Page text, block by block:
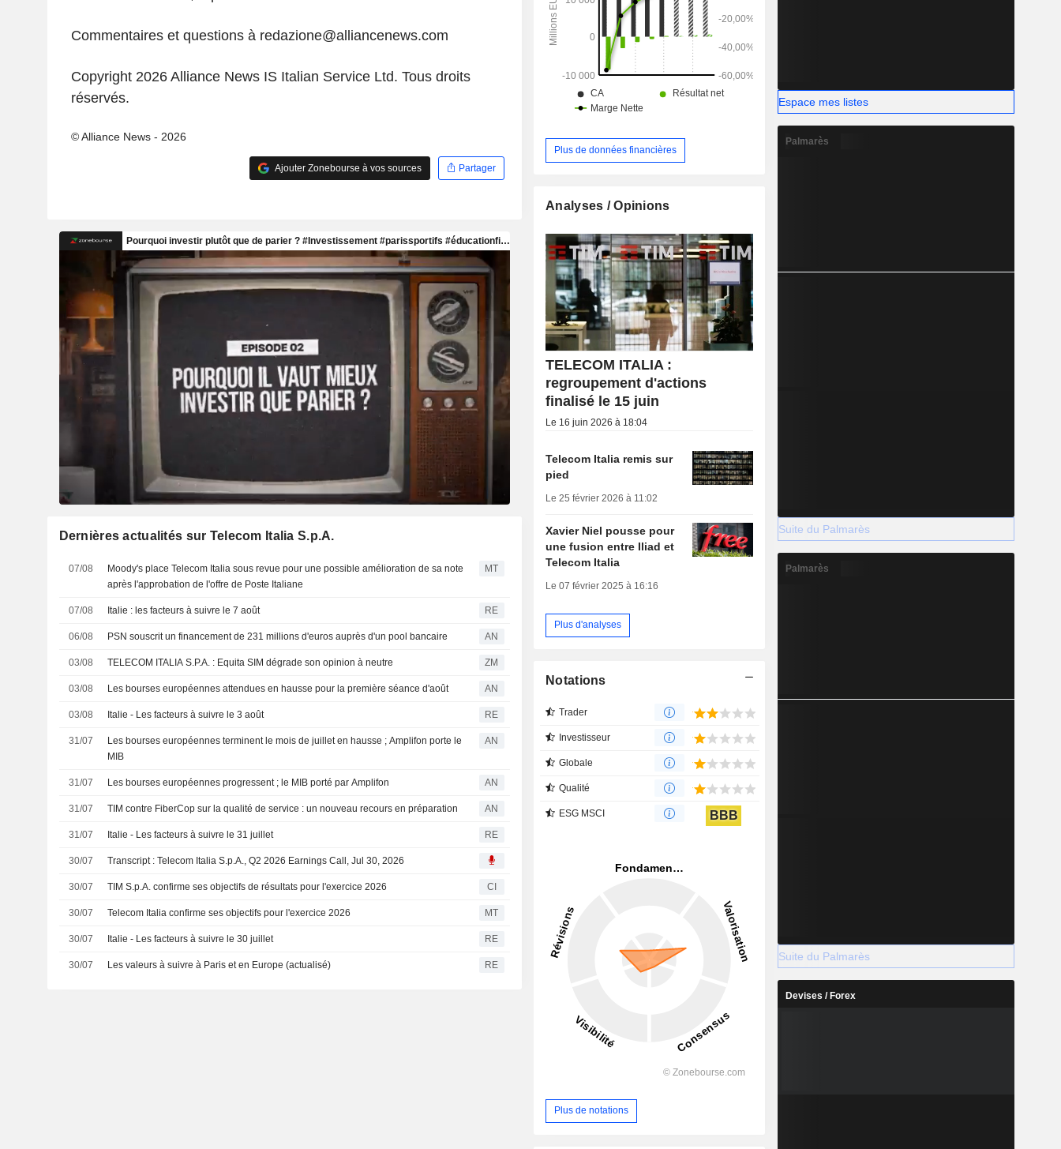
Commentaires et questions à redazione@alliancenews.com
Copyright 2026 Alliance News IS Italian Service Ltd. Tous droits
réservés.
© Alliance News - 2026
Ajouter Zonebourse à vos sources Partager
Dernières actualités sur Telecom Italia S.p.A.
07/08
Moody's place Telecom Italia sous revue pour une possible amélioration de sa note
après l'approbation de l'offre de Poste Italiane
MT
07/08 Italie : les facteurs à suivre le 7 août RE
06/08 PSN souscrit un financement de 231 millions d'euros auprès d'un pool bancaire AN
03/08 TELECOM ITALIA S.P.A. : Equita SIM dégrade son opinion à neutre ZM
03/08 Les bourses européennes attendues en hausse pour la première séance d'août AN
03/08 Italie - Les facteurs à suivre le 3 août RE
31/07
Les bourses européennes terminent le mois de juillet en hausse ; Amplifon porte le
MIB
AN
31/07 Les bourses européennes progressent ; le MIB porté par Amplifon AN
31/07 TIM contre FiberCop sur la qualité de service : un nouveau recours en préparation AN
31/07 Italie - Les facteurs à suivre le 31 juillet RE
30/07 Transcript : Telecom Italia S.p.A., Q2 2026 Earnings Call, Jul 30, 2026
30/07 TIM S.p.A. confirme ses objectifs de résultats pour l'exercice 2026 CI
30/07 Telecom Italia confirme ses objectifs pour l'exercice 2026 MT
30/07 Italie - Les facteurs à suivre le 30 juillet RE
30/07 Les valeurs à suivre à Paris et en Europe (actualisé) RE
Plus de données financières
Analyses / Opinions
TELECOM ITALIA :
regroupement d'actions
finalisé le 15 juin
Le 16 juin 2026 à 18:04
Telecom Italia remis sur
pied
Le 25 février 2026 à 11:02
Xavier Niel pousse pour
une fusion entre Iliad et
Telecom Italia
Le 07 février 2025 à 16:16
Plus d'analyses
Notations
Trader
Investisseur
Globale
Qualité
ESG MSCI BBB
Plus de notations
Espace mes listes
Palmarès
Suite du Palmarès
Palmarès
Suite du Palmarès
Devises / Forex